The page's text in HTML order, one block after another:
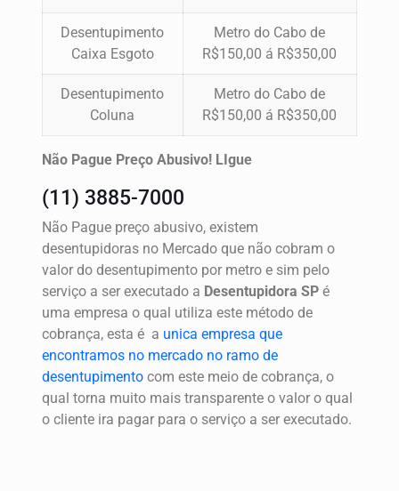
Desentupimento
Caixa Esgoto
Metro do Cabo de
R$150,00 á R$350,00
Desentupimento
Coluna
Metro do Cabo de
R$150,00 á R$350,00
Não Pague Preço Abusivo! LIgue
(11) 3885-7000
Não Pague preço abusivo, existem
desentupidoras no Mercado que não cobram o
valor do desentupimento por metro e sim pelo
serviço a ser executado a Desentupidora SPé
uma empresa o qual utiliza este método de
cobrança, esta é a unica empresa que
encontramos no mercado no ramo de
desentupimentocom este meio de cobrança, o
qual torna muito mais transparente o valor o qual
o cliente ira pagar para o serviço a ser executado.